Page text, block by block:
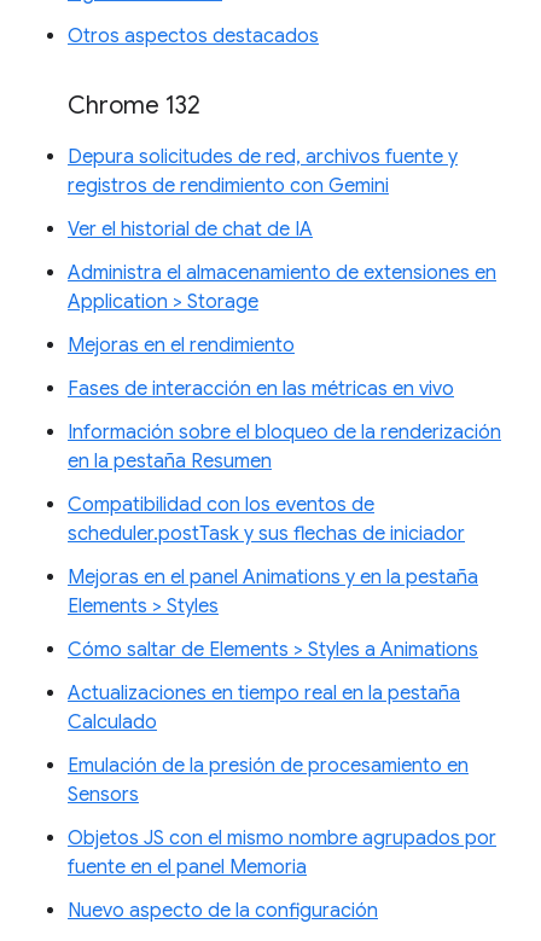
Otros aspectos destacados
Chrome 132
Depura solicitudes de red, archivos fuente y
registros de rendimiento con Gemini
Ver el historial de chat de IA
Administra el almacenamiento de extensiones en
Application > Storage
Mejoras en el rendimiento
Fases de interacción en las métricas en vivo
Información sobre el bloqueo de la renderización
en la pestaña Resumen
Compatibilidad con los eventos de
scheduler.postTask y sus flechas de iniciador
Mejoras en el panel Animations y en la pestaña
Elements > Styles
Cómo saltar de Elements > Styles a Animations
Actualizaciones en tiempo real en la pestaña
Calculado
Emulación de la presión de procesamiento en
Sensors
Objetos JS con el mismo nombre agrupados por
fuente en el panel Memoria
Nuevo aspecto de la configuración